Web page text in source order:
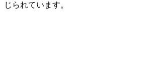
じられています。